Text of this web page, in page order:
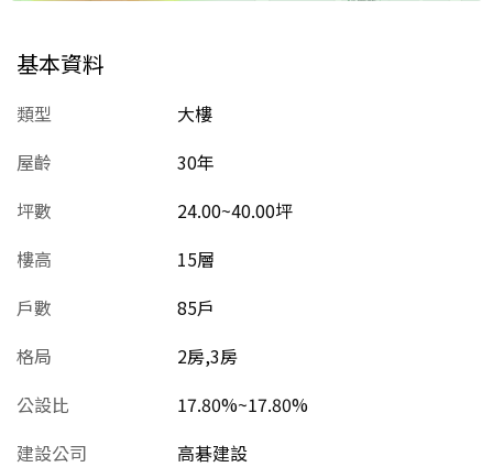
基本資料
類型
大樓
屋齡
30年
坪數
24.00~40.00坪
樓高
15層
戶數
85戶
格局
2房,3房
公設比
17.80%~17.80%
建設公司
高碁建設